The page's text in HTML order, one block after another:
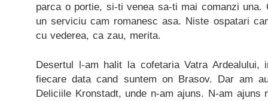
parca o portie, si-ti venea sa-ti mai comanzi una.
un serviciu cam romanesc asa. Niste ospatari
cu vederea, ca zau, merita.
Desertul l-am halit la cofetaria Vatra Ardealului,
fiecare data cand suntem on Brasov. Dar am
Deliciile Kronstadt, unde n-am ajuns. N-am ajuns